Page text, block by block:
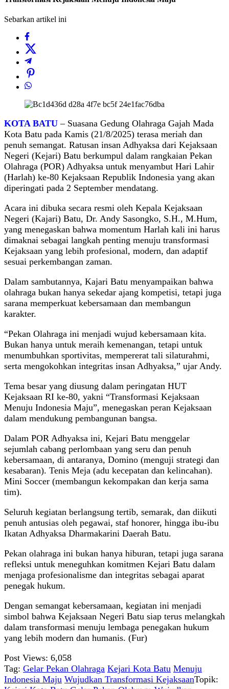
Sebarkan artikel ini
KOTA BATU – Suasana Gedung Olahraga Gajah Mada
Kota Batu pada Kamis (21/8/2025) terasa meriah dan
penuh semangat. Ratusan insan Adhyaksa dari Kejaksaan
Negeri (Kejari) Batu berkumpul dalam rangkaian Pekan
Olahraga (POR) Adhyaksa untuk menyambut Hari Lahir
(Harlah) ke-80 Kejaksaan Republik Indonesia yang akan
diperingati pada 2 September mendatang.
Acara ini dibuka secara resmi oleh Kepala Kejaksaan
Negeri (Kajari) Batu, Dr. Andy Sasongko, S.H., M.Hum,
yang menegaskan bahwa momentum Harlah kali ini harus
dimaknai sebagai langkah penting menuju transformasi
Kejaksaan yang lebih profesional, modern, dan adaptif
sesuai perkembangan zaman.
Dalam sambutannya, Kajari Batu menyampaikan bahwa
olahraga bukan hanya sekedar ajang kompetisi, tetapi juga
sarana memperkuat kebersamaan dan membangun
karakter.
“Pekan Olahraga ini menjadi wujud kebersamaan kita.
Bukan hanya untuk meraih kemenangan, tetapi untuk
menumbuhkan sportivitas, mempererat tali silaturahmi,
serta mengokohkan integritas insan Adhyaksa,” ujar Andy.
Tema besar yang diusung dalam peringatan HUT
Kejaksaan RI ke-80, yakni “Transformasi Kejaksaan
Menuju Indonesia Maju”, menegaskan peran Kejaksaan
dalam mendukung pembangunan bangsa.
Dalam POR Adhyaksa ini, Kejari Batu menggelar
sejumlah cabang perlombaan yang seru dan penuh
kebersamaan, di antaranya, Domino (menguji strategi dan
kesabaran). Tenis Meja (adu kecepatan dan kelincahan).
Mini Soccer (membangun kekompakan dan kerja sama
tim).
Seluruh kegiatan berlangsung tertib, semarak, dan diikuti
penuh antusias oleh pegawai, staf honorer, hingga ibu-ibu
Ikatan Adhyaksa Dharmakarini Daerah Batu.
Pekan olahraga ini bukan hanya hiburan, tetapi juga sarana
refleksi untuk meneguhkan komitmen Kejari Batu dalam
menjaga profesionalisme dan integritas sebagai aparat
penegak hukum.
Dengan semangat kebersamaan, kegiatan ini menjadi
simbol bahwa Kejaksaan Negeri Batu siap terus melangkah
dalam transformasi menuju lembaga penegakan hukum
yang lebih modern dan humanis. (Fur)
Post Views: 6,058
Tag: Gelar Pekan Olahraga Kejari Kota Batu Menuju
Indonesia Maju Wujudkan Transformasi KejaksaanTopik: